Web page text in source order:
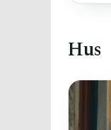
Hus